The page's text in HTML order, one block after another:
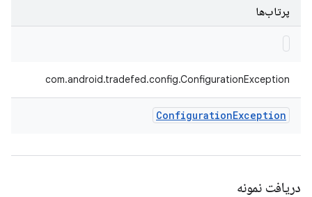
پرتاب‌ها
com.android.tradefed.config.ConfigurationException
ConfigurationException
دریافت نمونه